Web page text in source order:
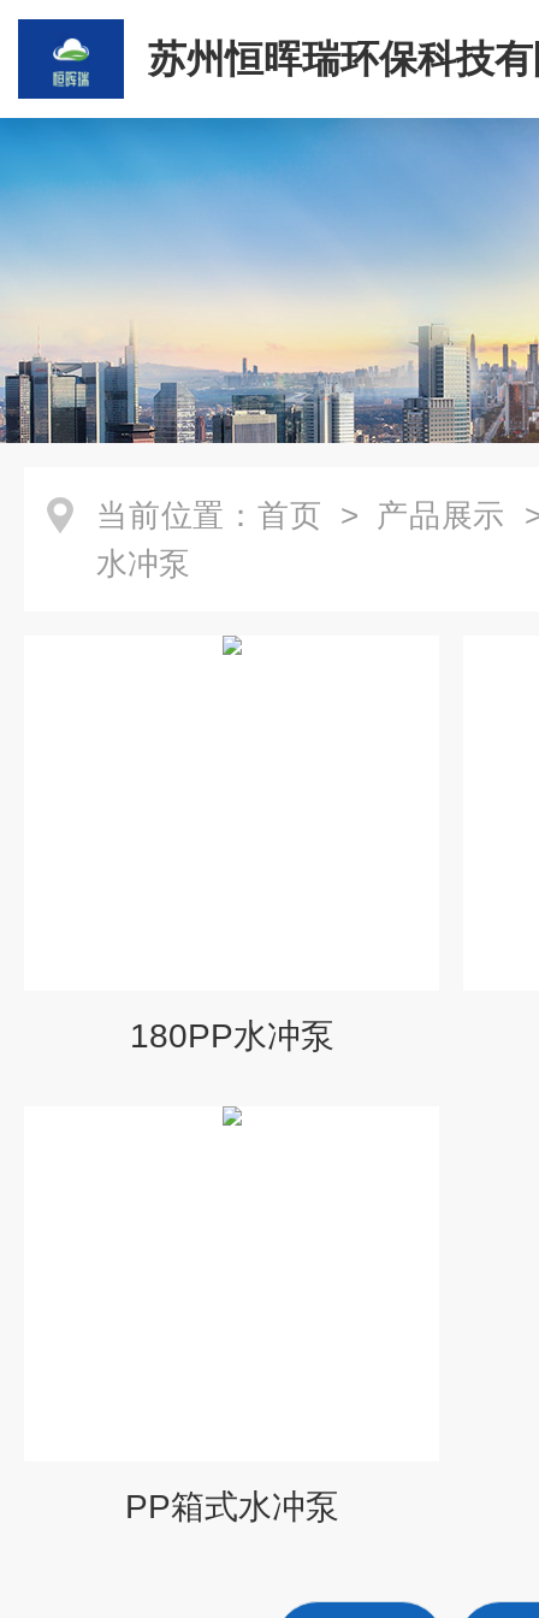
苏州恒晖瑞环保科技
当前位置： 首页 > 产品展示
水冲泵
180PP水冲泵
PP箱式水冲泵